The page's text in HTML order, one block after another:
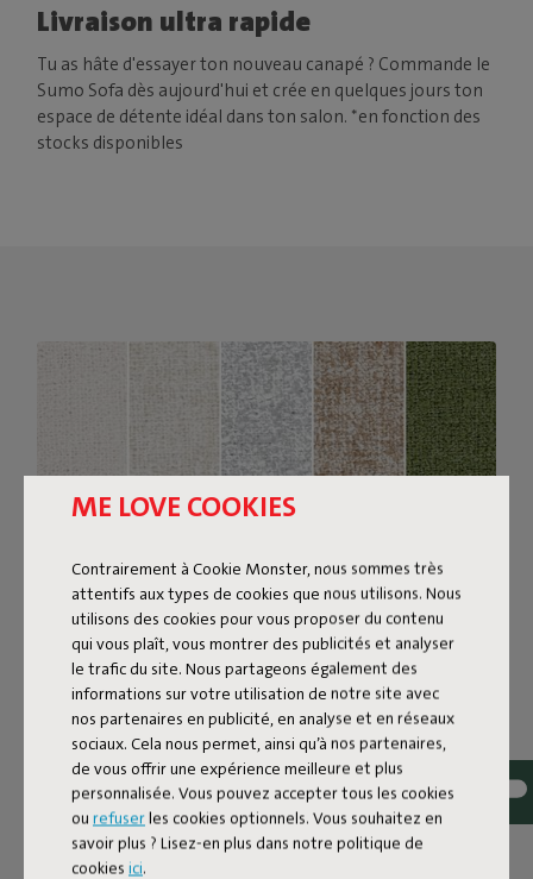
ME LOVE COOKIES
Contrairement à Cookie Monster, nous sommes très
attentifs aux types de cookies que nous utilisons. Nous
utilisons des cookies pour vous proposer du contenu
qui vous plaît, vous montrer des publicités et analyser
le trafic du site. Nous partageons également des
informations sur votre utilisation de notre site avec
nos partenaires en publicité, en analyse et en réseaux
sociaux. Cela nous permet, ainsi qu’à nos partenaires,
de vous offrir une expérience meilleure et plus
personnalisée. Vous pouvez accepter tous les cookies
ou refuserles cookies optionnels. Vous souhaitez en
savoir plus ? Lisez-en plus dans notre politique de
cookies ici.
Livraison ultra rapide
Tu as hâte d'essayer ton nouveau canapé ? Commande le
Sumo Sofa dès aujourd'hui et crée en quelques jours ton
espace de détente idéal dans ton salon. *en fonction des
stocks disponibles
Tissu bouclé
Le Sumo Sofa Bouclé est fabriqué en polyester recyclé
avec une luxueuse structure bouclée. Le tissu est ultra
résistant, durable et tissé avec des fils de différentes
nuances pour un joli mélange de couleurs. Doux et
confortable pour s’y enfoncer, mais assez ferme pour
offrir un bon soutien. Pour encore plus de confort,